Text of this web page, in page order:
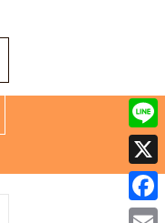
Line
X